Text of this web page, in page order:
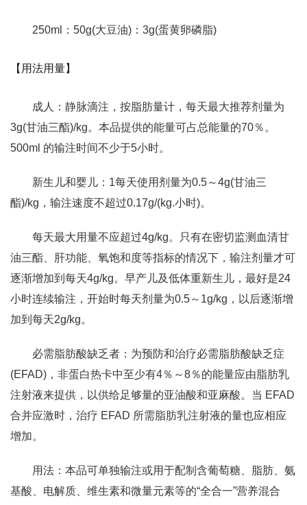
250ml：50g(大豆油)：3g(蛋黄卵磷脂)
【用法用量】
成人：静脉滴注，按脂肪量计，每天最大推荐剂量为
3g(甘油三酯)/kg。本品提供的能量可占总能量的70％。
500ml 的输注时间不少于5小时。
新生儿和婴儿：1每天使用剂量为0.5～4g(甘油三
酯)/kg，输注速度不超过0.17g/(kg.小时)。
每天最大用量不应超过4g/kg。只有在密切监测血清甘
油三酯、肝功能、氧饱和度等指标的情况下，输注剂量才可
逐渐增加到每天4g/kg。早产儿及低体重新生儿，最好是24
小时连续输注，开始时每天剂量为0.5～1g/kg，以后逐渐增
加到每天2g/kg。
必需脂肪酸缺乏者：为预防和治疗必需脂肪酸缺乏症
(EFAD)，非蛋白热卡中至少有4％～8％的能量应由脂肪乳
注射液来提供，以供给足够量的亚油酸和亚麻酸。当 EFAD
合并应激时，治疗 EFAD 所需脂肪乳注射液的量也应相应
增加。
用法：本品可单独输注或用于配制含葡萄糖、脂肪、氨
基酸、电解质、维生素和微量元素等的“全合一”营养混合